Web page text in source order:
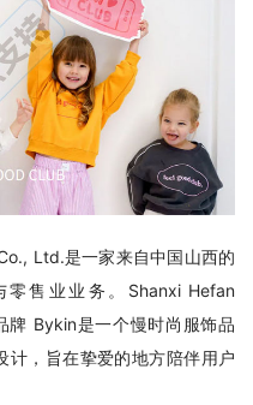
Ltd.是一家来自中国山西的
售业业务。Shanxi Hefan
Bykin是一个慢时尚服饰品
计，旨在挚爱的地方陪伴用户